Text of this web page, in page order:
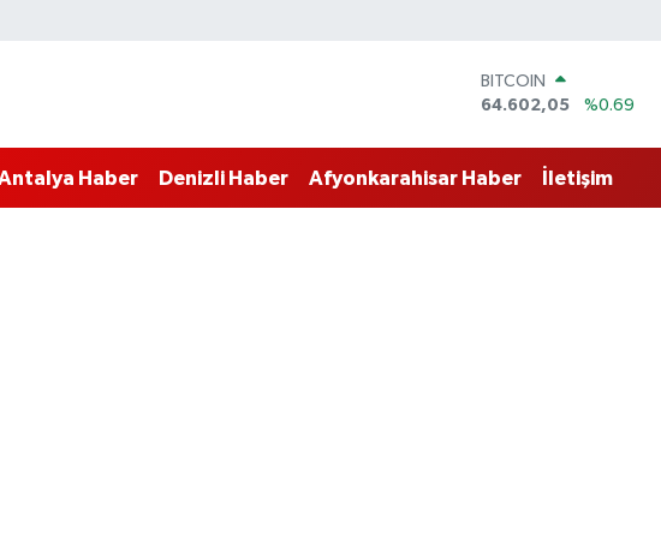
DOLAR
47,6006
%0.06
STERLİN
Haber Denizli Haber Afyonkarahisar Haber İletişim